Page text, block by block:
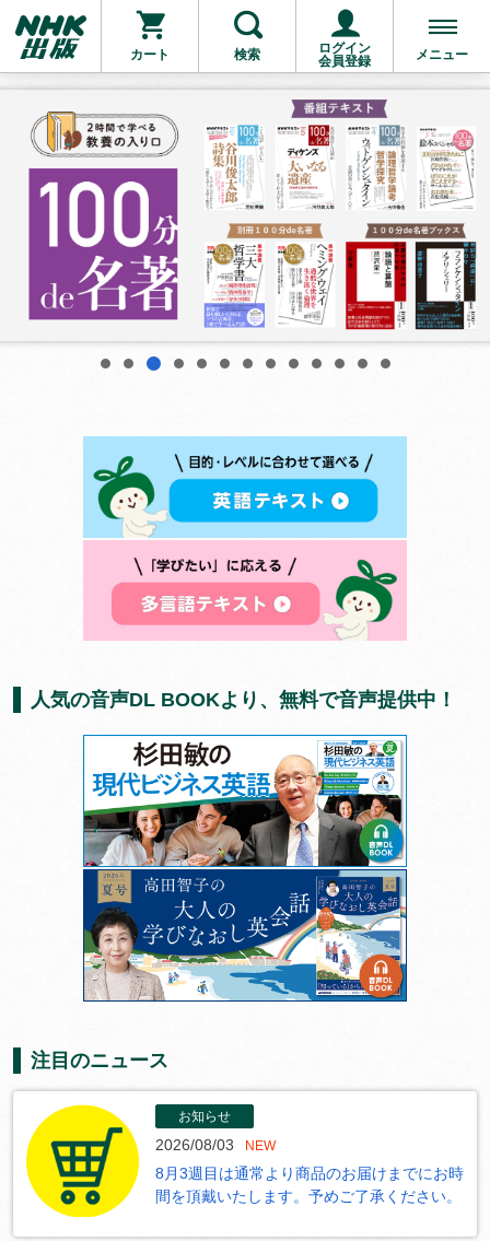
カート 検索
ログイン
会員登録
メニュー
3 10 11 12
人気の音声DL BOOKより、無料で音声提供中！
注目のニュース
お知らせ
2026/08/03 NEW
8月3週目は通常より商品のお届けまでにお時
間を頂戴いたします。予めご了承ください。